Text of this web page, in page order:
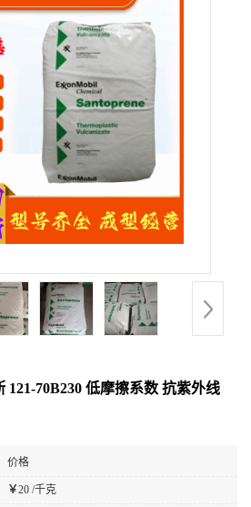
121-70B230 低摩擦系数 抗紫外线
价格
￥20 /千克